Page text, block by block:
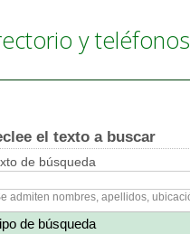
y teléfonos